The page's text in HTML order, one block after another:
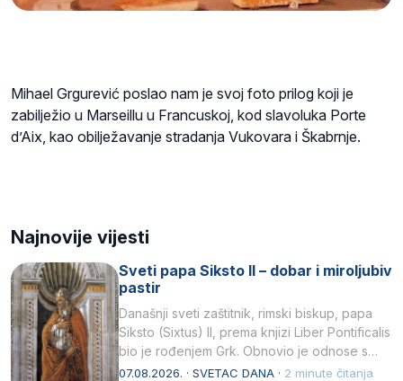
Mihael Grgurević poslao nam je svoj foto prilog koji je
zabilježio u Marseillu u Francuskoj, kod slavoluka Porte
d’Aix, kao obilježavanje stradanja Vukovara i Škabrnje.
Najnovije vijesti
Sveti papa Siksto II – dobar i miroljubiv
pastir
Današnji sveti zaštitnik, rimski biskup, papa
Siksto (Sixtus) II, prema knjizi Liber Pontificalis
bio je rođenjem Grk. Obnovio je odnose s
afričkim…
07.08.2026. · SVETAC DANA · 2 minute čitanja